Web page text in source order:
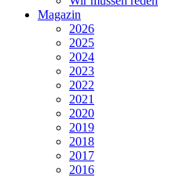
Magazin
2026
2025
2024
2023
2022
2021
2020
2019
2018
2017
2016